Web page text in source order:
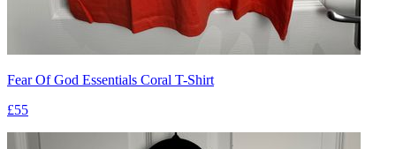
Fear Of God Essentials Coral T-Shirt
£55